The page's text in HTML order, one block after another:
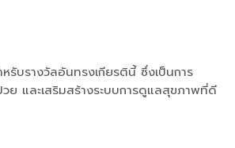
รับรางวัลอันทรงเกียรตินี้ ซึ่งเป็นการ
และเสริมสร้างระบบการดูแลสุขภาพที่ดี